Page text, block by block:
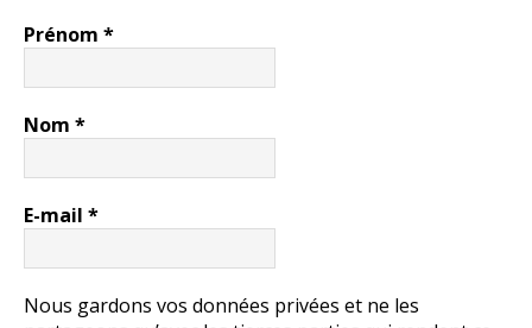
Prénom *
Nom *
E-mail *
Nous gardons vos données privées et ne les